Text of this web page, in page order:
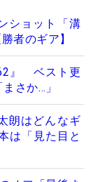
ショット「溝
者のギア】
』 ベスト更
さか…」
朗はどんなギ
は「見た目と